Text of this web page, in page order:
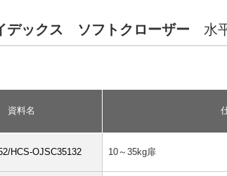
デックス ソフトクローザー 水
資料名
HCS-OJSC35132 10～35kg扉